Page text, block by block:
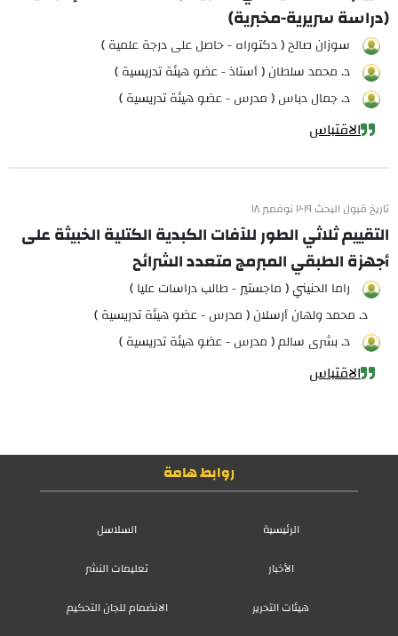
(دراسة سريرية-مخبرية)
سوزان صالح ( دكتوراه - حاصل على درجة علمية )
د. محمد سلطان ( أستاذ - عضو هيئة تدريسية )
د. جمال دباس ( مدرس - عضو هيئة تدريسية )
الاقتباس
تاريخ قبول البحث ٢٠١٩ نوفمبر ١٨
التقييم ثلاثي الطور للآفات الكبدية الكتلية الخبيثة على
أجهزة الطبقي المبرمج متعدد الشرائح
راما الحنيني ( ماجستير - طالب دراسات عليا )
د. محمد ولهان أرسلان ( مدرس - عضو هيئة تدريسية )
د. بشرى سالم ( مدرس - عضو هيئة تدريسية )
الاقتباس
روابط هامة
الرئيسية
السلاسل
الأخبار
تعليمات النشر
هيئات التحرير
الانضمام للجان التحكيم